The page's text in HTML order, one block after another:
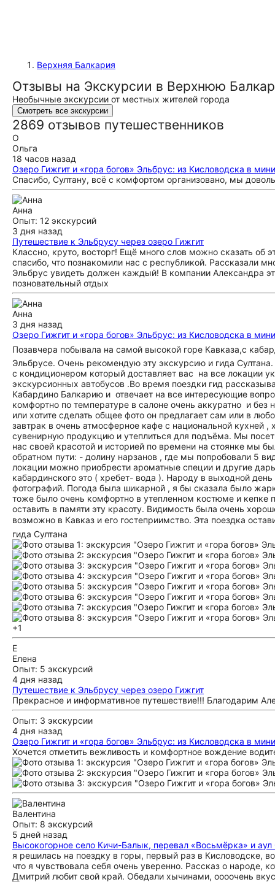
Верхняя Балкария
Отзывы на Экскурсии в Верхнюю
Необычные экскурсии от местных жителей города
Смотреть все экскурсии
2869 отзывов путешественников
О
Ольга
18 часов назад
Озеро Гижгит и «гора богов» Эльбрус: из Кисловодска в
Спасибо, Султану, всё с комфортом организовано, мы
Анна
Опыт: 12 экскурсий
3 дня назад
Путешествие к Эльбрусу через озеро Гижгит
Классно, круто, восторг! Ещё много слов можно сказать об
спасибо, что познакомили нас с республикой. Рассказали
Эльбрус увидеть должен каждый! В компании Александра
позновательный отдых
Анна
3 дня назад
Озеро Гижгит и «гора богов» Эльбрус: из Кисловодска в
‎Позавчера побывала на самой высокой горе Кавказа,с
Эльбрусе. Очень рекомендую эту экскурсию и гида
с кондиционером который доставляет вас на все локации
экскурсионных автобусов .Во время поездки гид
Кабардино Балкарию и отвечает на все интересующие
комфортно по температуре в салоне очень аккуратно и
или хотите сделать общее фото он предлагает сам или в
завтрак в очень атмосферное кафе с национальной
сувенирную продукцию и утеплиться для подъёма. Мы
нас своей красотой и историей по времени на стоянке мы
обратном пути: ‎- долину нарзанов , где мы попробовали 5
локации можно приобрести ароматные специи и другие
кабардинского это ( хребет- вода ). ‎Народу в выходной
фотографий. Погода была шикарной , я бы сказала было
тоже было очень комфортно в утепленном костюме и кепке
оставить в памяти эту красоту. Видимость была очень
возможно в Кавказ и его гостеприимство. ‎Эта поездка
гида Султана
+1
Е
Елена
Опыт: 5 экскурсий
4 дня назад
Путешествие к Эльбрусу через озеро Гижгит
Прекрасное и информативное путешествие!!! Благодарим
Опыт: 3 экскурсии
4 дня назад
Озеро Гижгит и «гора богов» Эльбрус: из Кисловодска в
Хочется отметить вежливость и комфортное вождение
Валентина
Опыт: 8 экскурсий
5 дней назад
Высокогорное село Кичи-Балык, перевал «Восьмёрка» и аул
я решилась на поездку в горы, первый раз в Кисловодске,
что я чувствовала себя очень уверенно. Рассказ о народе,
Дмитрий любит свой край. Обедали хычинами, оооочень